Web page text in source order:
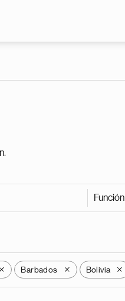
Función
X Barbados X Bolivia X